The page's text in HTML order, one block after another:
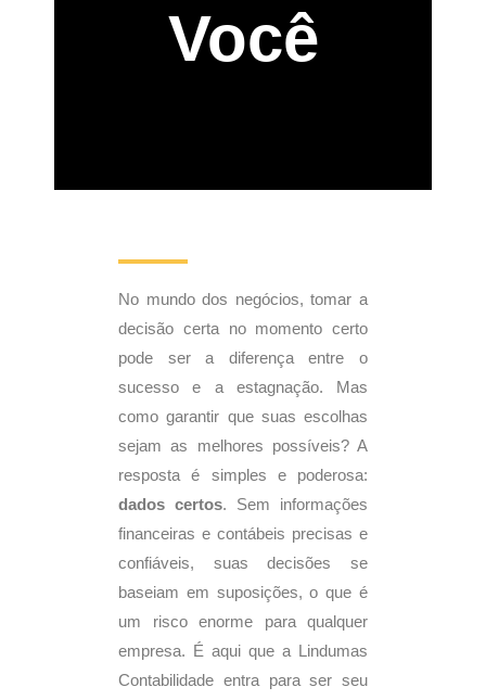
Você
No mundo dos negócios, tomar a
decisão certa no momento certo
pode ser a diferença entre o
sucesso e a estagnação. Mas
como garantir que suas escolhas
sejam as melhores possíveis? A
resposta é simples e poderosa:
dados certos. Sem informações
financeiras e contábeis precisas e
confiáveis, suas decisões se
baseiam em suposições, o que é
um risco enorme para qualquer
empresa. É aqui que a Lindumas
Contabilidade entra para ser seu